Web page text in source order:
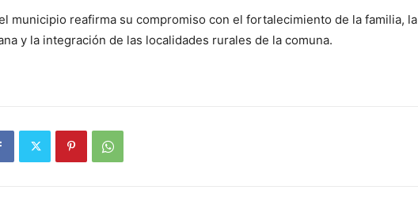
municipio reafirma su compromiso con el fortalecimiento de la familia, la
y la integración de las localidades rurales de la comuna.